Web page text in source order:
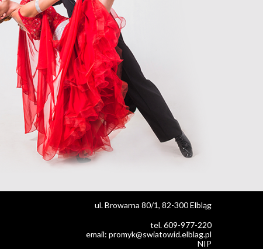
ul. Browarna 80/1, 82-300 Elbląg
tel. 609-977-220
email: promyk@swiatowid.elblag.pl
NIP